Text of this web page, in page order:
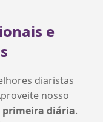
e
diaristas
nosso
primeira diária.